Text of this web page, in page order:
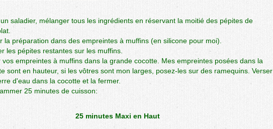
saladier, mélanger tous les ingrédients en réservant la moitié des pépites de
la préparation dans des empreintes à muffins (en silicone pour moi).
les pépites restantes sur les muffins.
vos empreintes à muffins dans la grande cocotte. Mes empreintes posées dans la
sont en hauteur, si les vôtres sont mon larges, posez-les sur des ramequins. Verser
d'eau dans la cocotte et la fermer.
25 minutes de cuisson:
25 minutes Maxi en Haut